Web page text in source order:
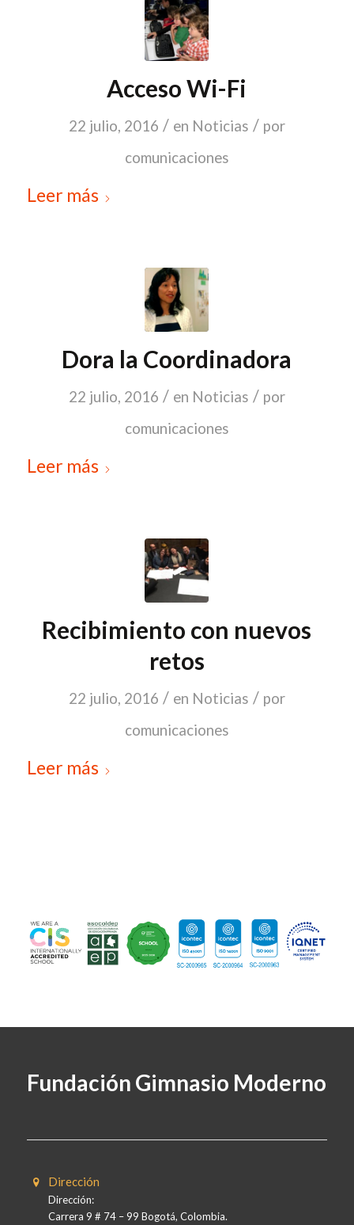
Acceso Wi-Fi
22 julio, 2016 / en Noticias / por
comunicaciones
Leer más
Dora la Coordinadora
22 julio, 2016 / en Noticias / por
comunicaciones
Leer más
Recibimiento con nuevos
retos
22 julio, 2016 / en Noticias / por
comunicaciones
Leer más
Fundación Gimnasio Moderno
Dirección
Dirección:
Carrera 9 # 74 – 99 Bogotá, Colombia.